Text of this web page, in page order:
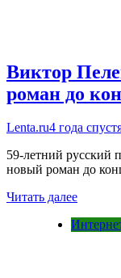
Виктор
роман до
Lenta.ru4 года
59-летний русский
новый роман до
Читать далее